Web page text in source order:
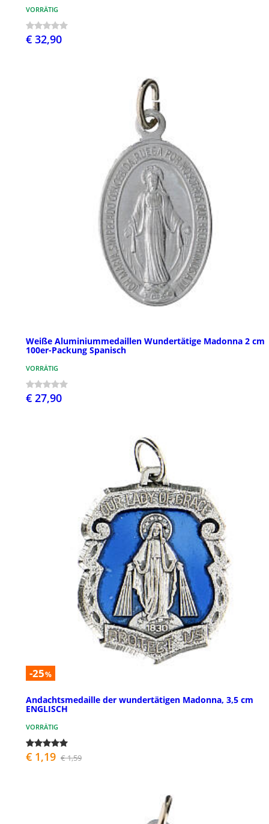
VORRÄTIG
€ 32,90
Weiße Aluminiummedaillen Wundertätige Madonna 2 cm
100er-Packung Spanisch
VORRÄTIG
€ 27,90
-25%
Andachtsmedaille der wundertätigen Madonna, 3,5 cm
ENGLISCH
VORRÄTIG
€ 1,19 € 1,59